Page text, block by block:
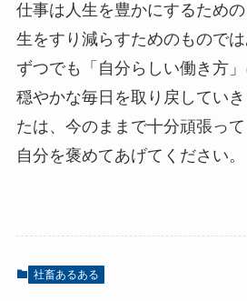
仕事は人生を豊かにするため
生をすり減らすためのもので
ずつでも「自分らしい働き方
穏やかな毎日を取り戻してい
たは、今のままで十分頑張っ
自分を褒めてあげてください。
社畜あるある